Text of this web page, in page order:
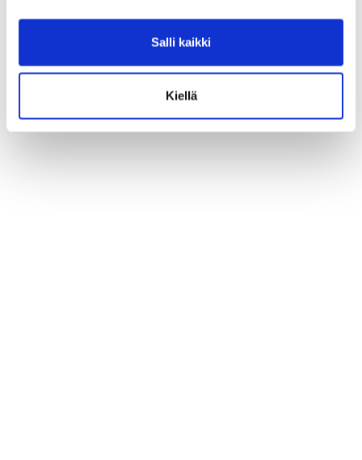
Salli kaikki
Kiellä